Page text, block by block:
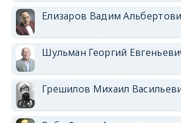
Елизаров Вадим
Шульман Георгий
Грешилов Михаил